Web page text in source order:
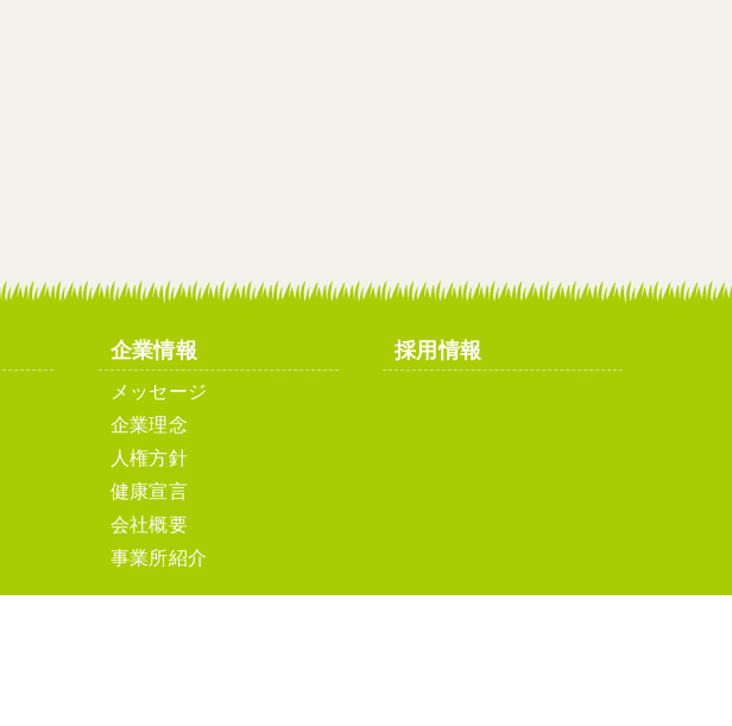
企業情報
メッセージ
企業理念
人権方針
健康宣言
会社概要
事業所紹介
採用情報